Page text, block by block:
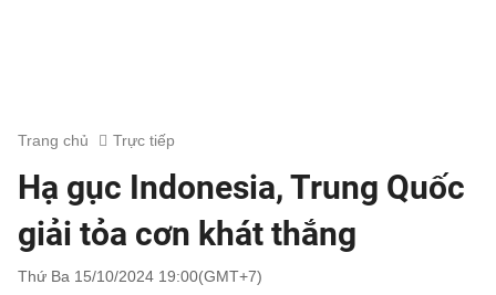
Trang chủ Trực tiếp
Hạ gục Indonesia, Trung Quốc
giải tỏa cơn khát thắng
Thứ Ba 15/10/2024 19:00(GMT+7)